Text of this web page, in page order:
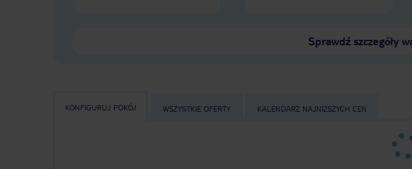
Sprawdź szczegóły
KONFIGURUJ POKÓJ WSZYSTKIE OFERTY KALENDARZ NAJNIŻSZYCH CEN